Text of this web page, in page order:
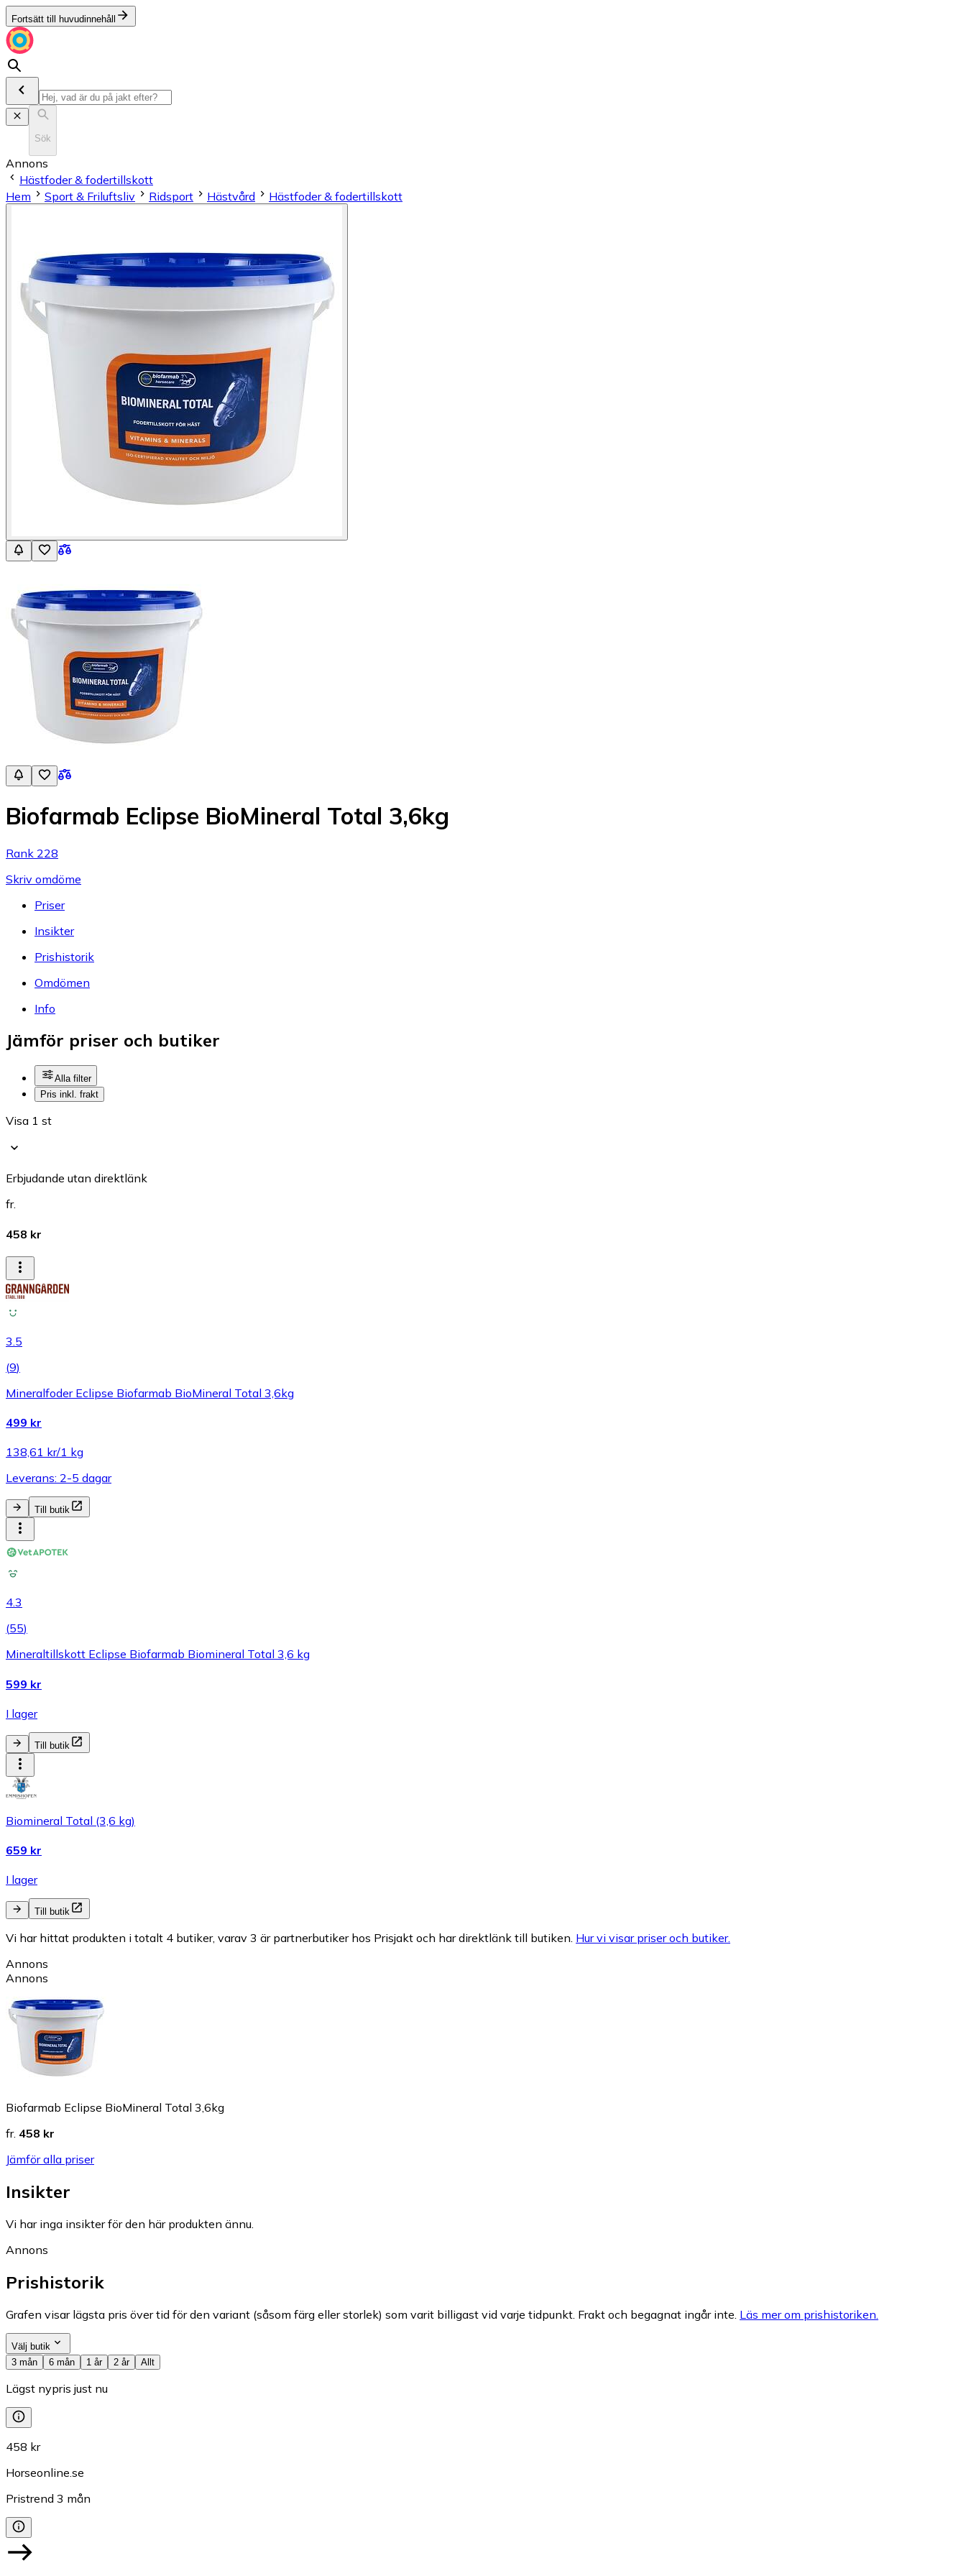
Fortsätt till huvudinnehåll
Sök
Annons
Hästfoder & fodertillskott
Hem
Sport & Friluftsliv Ridsport Hästvård Hästfoder & fodertillskott
Biofarmab Eclipse BioMineral Total 3,6kg
Rank 228
Skriv omdöme
Priser
Insikter
Prishistorik
Omdömen
Info
Jämför priser och butiker
Alla filter
Pris inkl. frakt
Visa 1 st
Erbjudande utan direktlänk
fr.
458 kr
3.5
(9)
Mineralfoder Eclipse Biofarmab BioMineral Total 3,6kg
499 kr
138,61 kr/1 kg
Leverans: 2-5 dagar
Till butik
4.3
(55)
Mineraltillskott Eclipse Biofarmab Biomineral Total 3,6 kg
599 kr
I lager
Till butik
Biomineral Total (3,6 kg)
659 kr
I lager
Till butik
Vi har hittat produkten i totalt 4 butiker, varav 3 är partnerbutiker hos Prisjakt och har direktlänk till butiken. Hur vi visar priser och butiker.
Annons
Annons
Biofarmab Eclipse BioMineral Total 3,6kg
fr. 458 kr
Jämför alla priser
Insikter
Vi har inga insikter för den här produkten ännu.
Annons
Prishistorik
Grafen visar lägsta pris över tid för den variant (såsom färg eller storlek) som varit billigast vid varje tidpunkt. Frakt och begagnat ingår inte. Läs mer om prishistoriken.
Välj butik
3 mån
6 mån 1 år 2 år Allt
Lägst nypris just nu
458 kr
Horseonline.se
Pristrend 3 mån